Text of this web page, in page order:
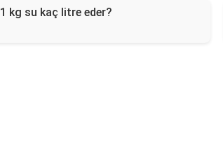
1 kg su kaç litre eder?